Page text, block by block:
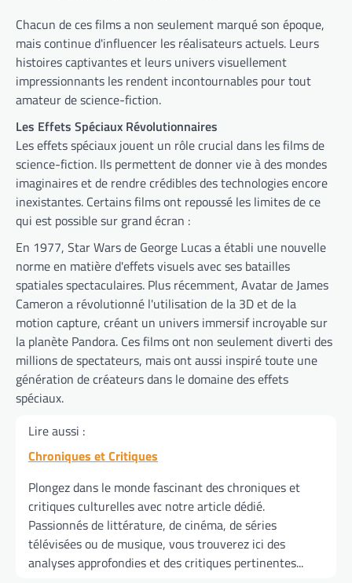
Chacun de ces films a non seulement marqué son époque,
mais continue d'influencer les réalisateurs actuels. Leurs
histoires captivantes et leurs univers visuellement
impressionnants les rendent incontournables pour tout
amateur de science-fiction.
Les Effets Spéciaux Révolutionnaires
Les effets spéciaux jouent un rôle crucial dans les films de
science-fiction. Ils permettent de donner vie à des mondes
imaginaires et de rendre crédibles des technologies encore
inexistantes. Certains films ont repoussé les limites de ce
qui est possible sur grand écran :
En 1977, Star Wars de George Lucas a établi une nouvelle
norme en matière d'effets visuels avec ses batailles
spatiales spectaculaires. Plus récemment, Avatar de James
Cameron a révolutionné l'utilisation de la 3D et de la
motion capture, créant un univers immersif incroyable sur
la planète Pandora. Ces films ont non seulement diverti des
millions de spectateurs, mais ont aussi inspiré toute une
génération de créateurs dans le domaine des effets
spéciaux.
Lire aussi :
Chroniques et Critiques
Plongez dans le monde fascinant des chroniques et
critiques culturelles avec notre article dédié.
Passionnés de littérature, de cinéma, de séries
télévisées ou de musique, vous trouverez ici des
analyses approfondies et des critiques pertinentes...